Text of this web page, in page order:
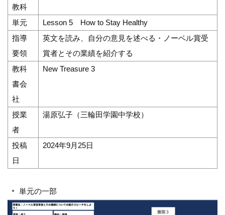
教科
単元
Lesson 5 How to Stay Healthy
指導
要領
英文を読み、自分の意見を述べる・ノーベル賞受
賞者とその業績を紹介する
教科
書会
社
New Treasure 3
授業
者
湯原弘子（三輪田学園中学校）
投稿
日
2024年9月25日
単元の一部